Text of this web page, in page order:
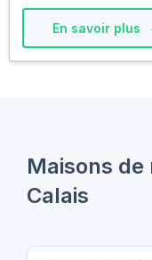
En savoir plus
Maisons
Calais